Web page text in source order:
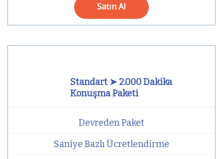
Satın Al
Standart ➤ 2.000 Dakika
Konuşma Paketi
Devreden Paket
Saniye Bazlı Ücretlendirme